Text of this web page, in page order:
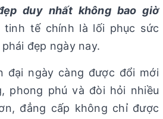
duy nhất không bao giờ
tinh tế chính là lối phục sức
đẹp ngày nay.
đại ngày càng được đổi mới
phong phú và đòi hỏi nhiều
đẳng cấp không chỉ được